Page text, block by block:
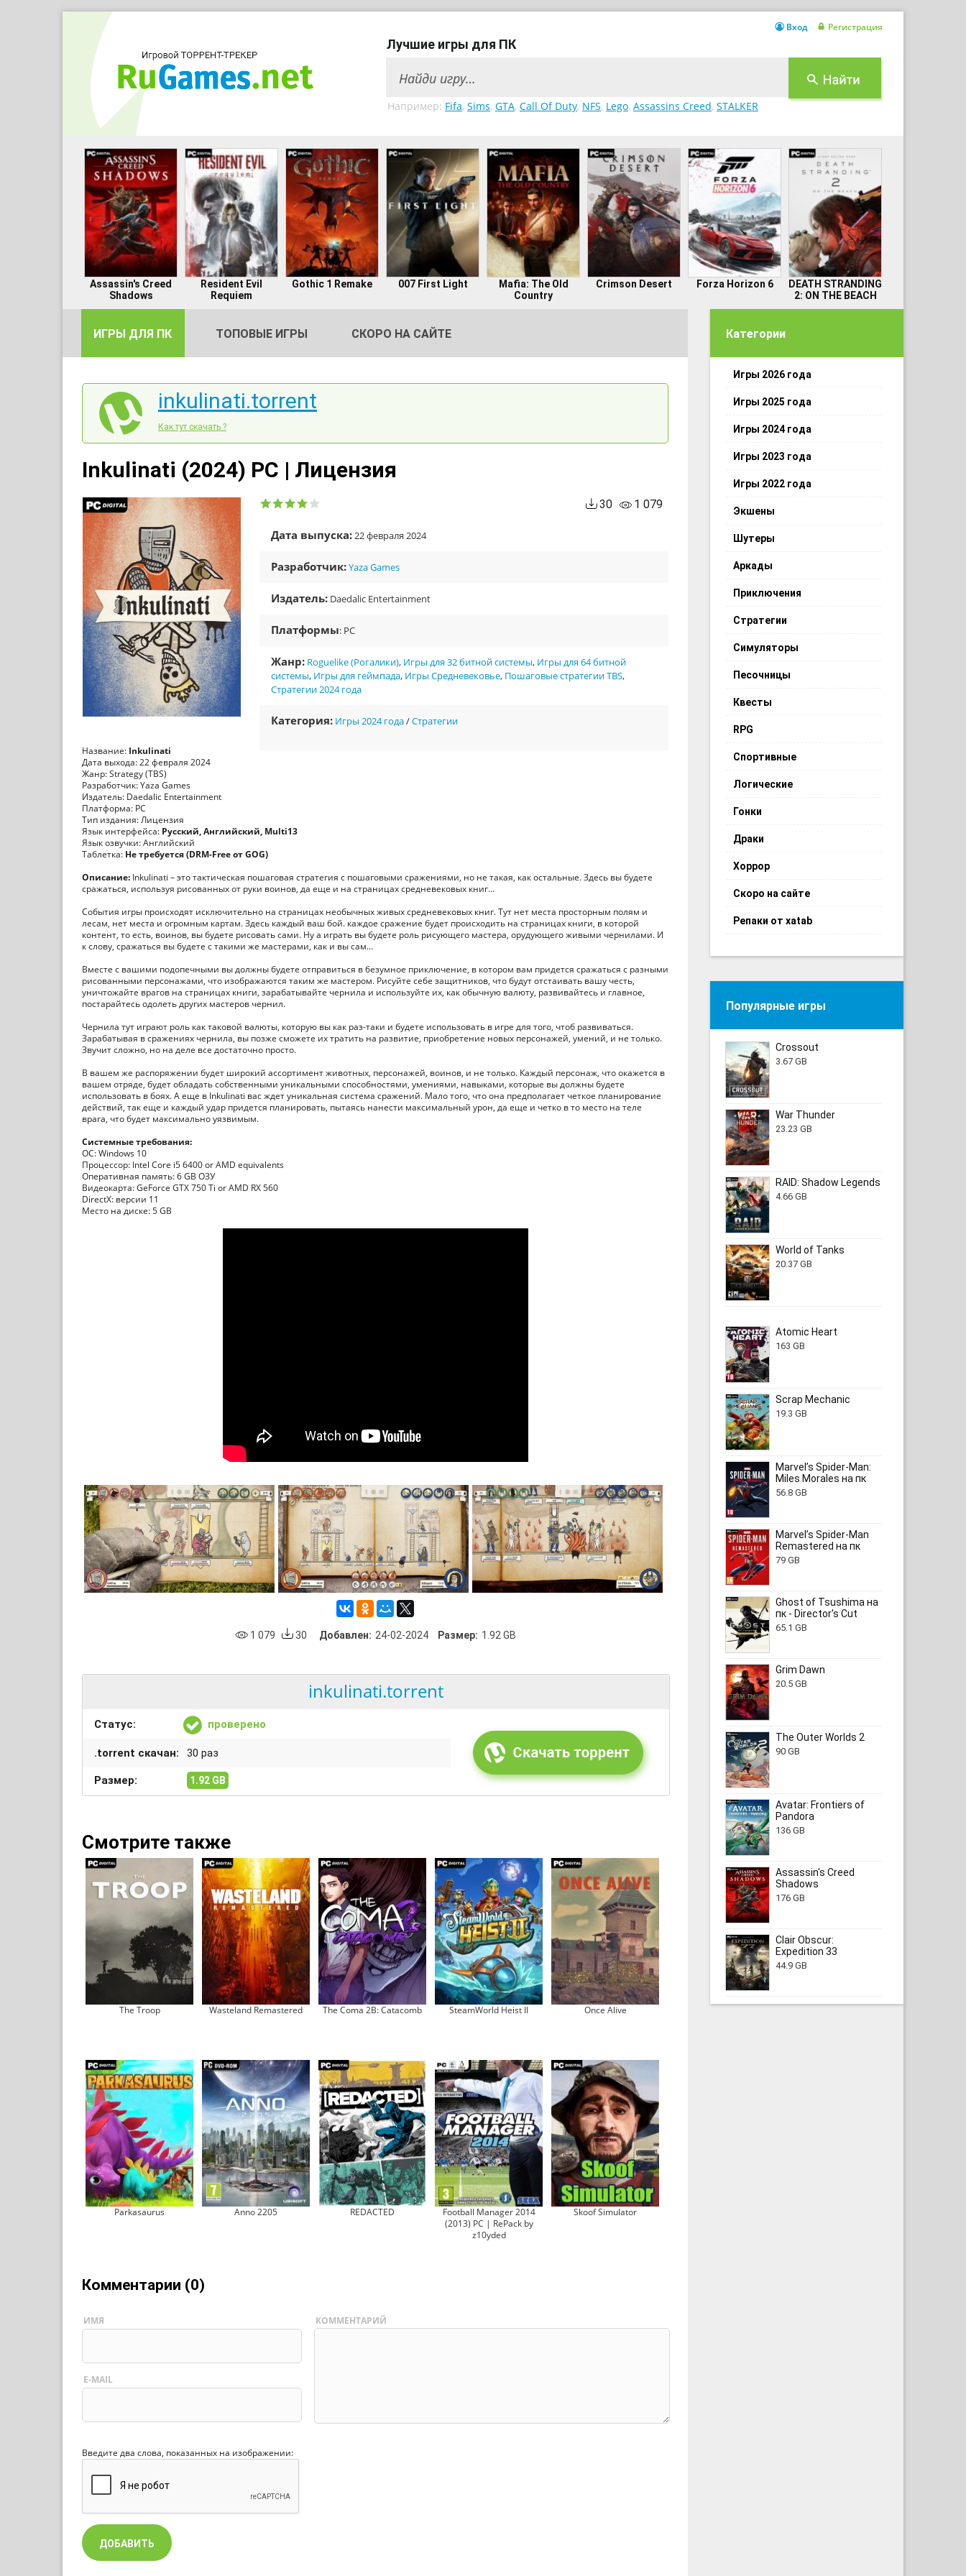
Лучшие игры для ПК
Например: Fifa, Sims, GTA, Call Of Duty, NFS, Lego, Assassins Creed, STALKER
Вход Регистрация
Assassin's Creed
Shadows
Resident Evil
Requiem
Gothic 1 Remake 007 First Light
Mafia: The Old
Country
Crimson Desert Forza Horizon 6
DEATH STRANDING
2: ON THE BEACH
ИГРЫ ДЛЯ ПК ТОПОВЫЕ ИГРЫ СКОРО НА САЙТЕ
inkulinati.torrent
Как тут скачать ?
Inkulinati (2024) PC | Лицензия
1 079
30
Дата выпуска:22 февраля 2024
Разработчик:Yaza Games
Издатель: Daedalic Entertainment
Платформы: PC
Жанр: Roguelike (Рогалики), Игры для 32 битной системы, Игры для 64 битной
системы, Игры для геймпада, Игры Средневековье, Пошаговые стратегии TBS,
Стратегии 2024 года
Категория: Игры 2024 года/Стратегии
Название: Inkulinati
Дата выхода: 22 февраля 2024
Жанр: Strategy (TBS)
Разработчик: Yaza Games
Издатель: Daedalic Entertainment
Платформа: PC
Тип издания: Лицензия
Язык интерфейса: Русский, Английский, Multi13
Язык озвучки: Английский
Таблетка: Не требуется (DRM-Free от GOG)
Описание: Inkulinati – это тактическая пошаговая стратегия с пошаговыми сражениями, но не такая, как остальные. Здесь вы будете
сражаться, используя рисованных от руки воинов, да еще и на страницах средневековых книг…
События игры происходят исключительно на страницах необычных живых средневековых книг. Тут нет места просторным полям и
лесам, нет места и огромным картам. Здесь каждый ваш бой. каждое сражение будет происходить на страницах книги, в которой
контент, то есть, воинов, вы будете рисовать сами. Ну а играть вы будете роль рисующего мастера, орудующего живыми чернилами. И
к слову, сражаться вы будете с такими же мастерами, как и вы сам…
Вместе с вашими подопечными вы должны будете отправиться в безумное приключение, в котором вам придется сражаться с разными
рисованными персонажами, что изображаются таким же мастером. Рисуйте себе защитников, что будут отстаивать вашу честь,
уничтожайте врагов на страницах книги, зарабатывайте чернила и используйте их, как обычную валюту, развивайтесь и главное,
постарайтесь одолеть других мастеров чернил.
Чернила тут играют роль как таковой валюты, которую вы как раз-таки и будете использовать в игре для того, чтоб развиваться.
Зарабатывая в сражениях чернила, вы позже сможете их тратить на развитие, приобретение новых персонажей, умений, и не только.
Звучит сложно, но на деле все достаточно просто.
В вашем же распоряжении будет широкий ассортимент животных, персонажей, воинов, и не только. Каждый персонаж, что окажется в
вашем отряде, будет обладать собственными уникальными способностями, умениями, навыками, которые вы должны будете
использовать в боях. А еще в Inkulinati вас ждет уникальная система сражений. Мало того, что она предполагает четкое планирование
действий, так еще и каждый удар придется планировать, пытаясь нанести максимальный урон, да еще и четко в то место на теле
врага, что будет максимально уязвимым.
Системные требования:
ОС: Windows 10
Процессор: Intel Core i5 6400 or AMD equivalents
Оперативная память: 6 GB ОЗУ
Видеокарта: GeForce GTX 750 Ti or AMD RX 560
DirectX: версии 11
Место на диске: 5 GB
1 079 30 Добавлен: 24-02-2024 Размер: 1.92 GB
inkulinati.torrent
Статус: проверено
.torrent скачан: 30 раз
Размер: 1.92 GB
Смотрите также
The Troop Wasteland Remastered The Coma 2B: Catacomb SteamWorld Heist II Once Alive
Parkasaurus Anno 2205 REDACTED
Football Manager 2014
(2013) PC | RePack by
z10yded
Skoof Simulator
Комментарии (0)
ИМЯ
E-MAIL
КОММЕНТАРИЙ
Введите два слова, показанных на изображении:
Категории
Игры 2026 года
Игры 2025 года
Игры 2024 года
Игры 2023 года
Игры 2022 года
Экшены
Шутеры
Аркады
Приключения
Стратегии
Симуляторы
Песочницы
Квесты
RPG
Спортивные
Логические
Гонки
Драки
Хоррор
Скоро на сайте
Репаки от xatab
Популярные игры
Crossout
3.67 GB
War Thunder
23.23 GB
RAID: Shadow Legends
4.66 GB
World of Tanks
20.37 GB
Atomic Heart
163 GB
Scrap Mechanic
19.3 GB
Marvel’s Spider-Man:
Miles Morales на пк
56.8 GB
Marvel’s Spider-Man
Remastered на пк
79 GB
Ghost of Tsushima на
пк - Director's Cut
65.1 GB
Grim Dawn
20.5 GB
The Outer Worlds 2
90 GB
Avatar: Frontiers of
Pandora
136 GB
Assassin's Creed
Shadows
176 GB
Clair Obscur:
Expedition 33
44.9 GB